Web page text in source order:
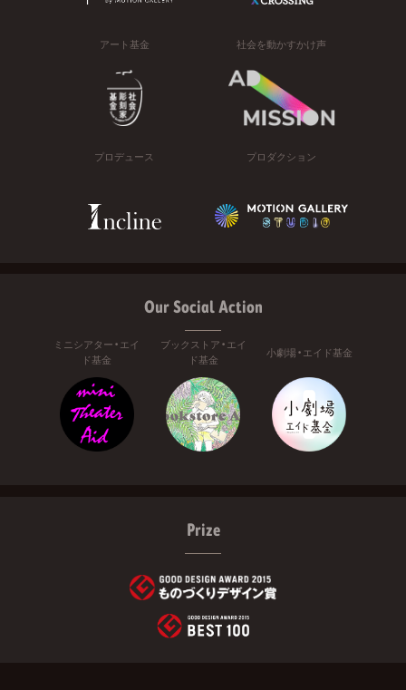
アート基金 社会を動かすかけ声
プロデュース プロダクション
Our Social Action
ミニシアター・エイ
ド基金
ブックストア・エイ
ド基金
小劇場・エイド基金
Prize